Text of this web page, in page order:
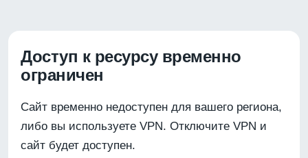
Доступ к ресурсу временно
ограничен
Сайт временно недоступен для вашего региона,
либо вы используете VPN. Отключите VPN и
сайт будет доступен.